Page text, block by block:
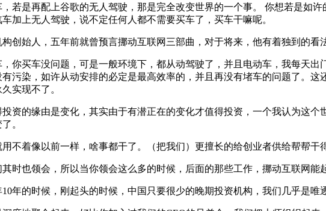
是再配上谷歌的无人驾驶，那是完全改变世界的一个事。 你想若是如
加上无人驾驶，说不定任何人都不需要买车了，买车干嘛呢。
始人，五年前就曾预言挪动互联网三部曲，对于将来，他有着独到的看法
买车没问题，可是一般环境下，都从动驾驶了，并且电动车，我每天出
污染，如许从动安排的必定是最高效率的，并且再没有堵车的问题了。
实现不了。
的缘由是变化，其实由于有潜正在的变化才值得投资，一个我认为这个
。
着像以前一样，啥事都干了。（把我们）更擅长的给创业者供给帮帮干
也领会，所以当你领会这么多的时候，后面的那些工作，挪动互联网能
的时候，刚起头的时候，中国只要很少的晚期投资机构，我们几乎是唯